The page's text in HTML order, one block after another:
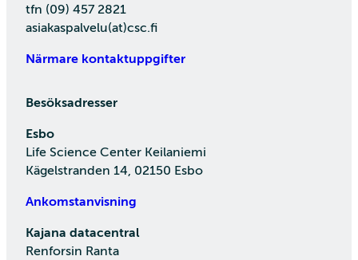
tfn (09) 457 2821
asiakaspalvelu(at)csc.fi
Närmare kontaktuppgifter
Besöksadresser
Esbo
Life Science Center Keilaniemi
Kägelstranden 14, 02150 Esbo
Ankomstanvisning
Kajana datacentral
Renforsin Ranta